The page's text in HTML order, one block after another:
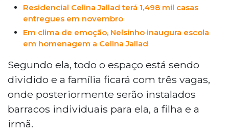
Residencial Celina Jallad terá 1,498 mil casas
entregues em novembro
Em clima de emoção, Nelsinho inaugura escola
em homenagem a Celina Jallad
Segundo ela, todo o espaço está sendo
dividido e a família ficará com três vagas,
onde posteriormente serão instalados
barracos individuais para ela, a filha e a
irmã.